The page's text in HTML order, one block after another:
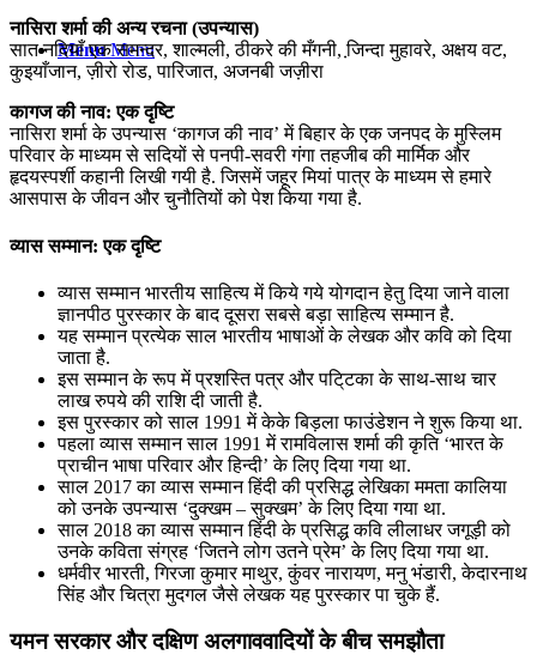
Menu Menu
नासिरा शर्मा की अन्य रचना (उपन्यास)
सात नदियाँ एक समन्दर, शाल्मली, ठीकरे की मँगनी, जि़न्दा मुहावरे, अक्षय वट,
कुइयाँजान, ज़ीरो रोड, पारिजात, अजनबी जज़ीरा
कागज की नाव: एक दृष्टि
नासिरा शर्मा के उपन्यास ‘कागज की नाव’ में बिहार के एक जनपद के मुस्लिम
परिवार के माध्यम से सदियों से पनपी-सवरी गंगा तहजीब की मार्मिक और
हृदयस्पर्शी कहानी लिखी गयी है. जिसमें जहूर मियां पात्र के माध्यम से हमारे
आसपास के जीवन और चुनौतियों को पेश किया गया है.
व्यास सम्मान: एक दृष्टि
व्यास सम्मान भारतीय साहित्य में किये गये योगदान हेतु दिया जाने वाला
ज्ञानपीठ पुरस्कार के बाद दूसरा सबसे बड़ा साहित्य सम्मान है.
यह सम्मान प्रत्येक साल भारतीय भाषाओं के लेखक और कवि को दिया
जाता है.
इस सम्मान के रूप में प्रशस्ति पत्र और पटि्टका के साथ-साथ चार
लाख रुपये की राशि दी जाती है.
इस पुरस्कार को साल 1991 में केके बिड़ला फाउंडेशन ने शुरू किया था.
पहला व्यास सम्मान साल 1991 में रामविलास शर्मा की कृति ‘भारत के
प्राचीन भाषा परिवार और हिन्दी’ के लिए दिया गया था.
साल 2017 का व्यास सम्मान हिंदी की प्रसिद्ध लेखिका ममता कालिया
को उनके उपन्यास ‘दुक्खम – सुक्खम’ के लिए दिया गया था.
साल 2018 का व्यास सम्मान हिंदी के प्रसिद्ध कवि लीलाधर जगूड़ी को
उनके कविता संग्रह ‘जितने लोग उतने प्रेम’ के लिए दिया गया था.
धर्मवीर भारती, गिरजा कुमार माथुर, कुंवर नारायण, मनु भंडारी, केदारनाथ
सिंह और चित्रा मुदगल जैसे लेखक यह पुरस्कार पा चुके हैं.
यमन सरकार और दक्षिण अलगाववादियों के बीच समझौता